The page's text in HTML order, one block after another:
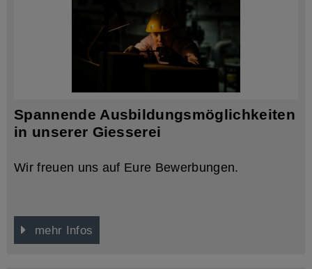
Spannende Ausbildungsmöglichkeiten
in unserer Giesserei
Wir freuen uns auf Eure Bewerbungen.
mehr Infos